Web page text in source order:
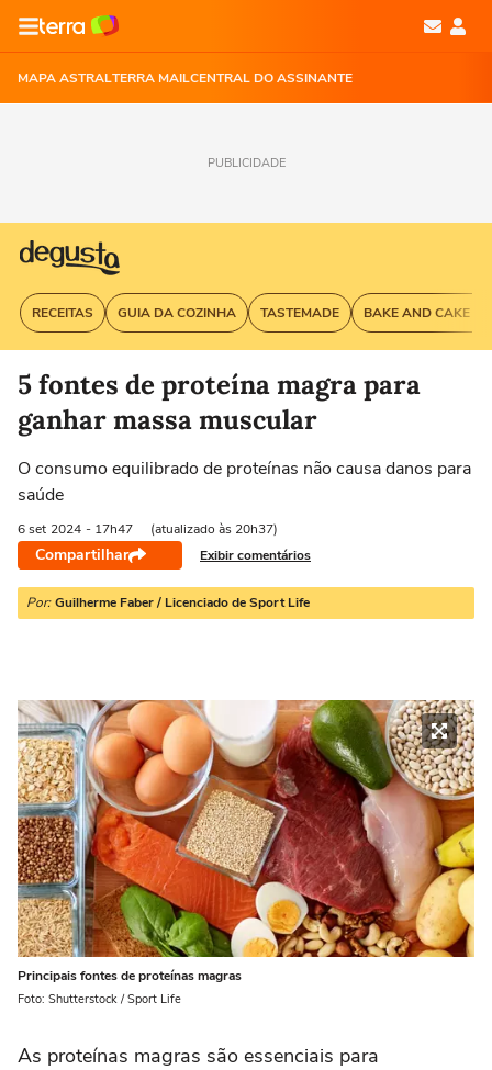
MAPA ASTRALTERRA MAILCENTRAL DO ASSINANTE
PUBLICIDADE
RECEITAS GUIA DA COZINHA TASTEMADE BAKE AND CAKE
5 fontes de proteína magra para
ganhar massa muscular
O consumo equilibrado de proteínas não causa danos para
saúde
6 set 2024 - 17h47 (atualizado às 20h37)
Compartilhar Exibir comentários
Por: Guilherme Faber / Licenciado de Sport Life
Principais fontes de proteínas magras
Foto: Shutterstock / Sport Life
As proteínas magras são essenciais para